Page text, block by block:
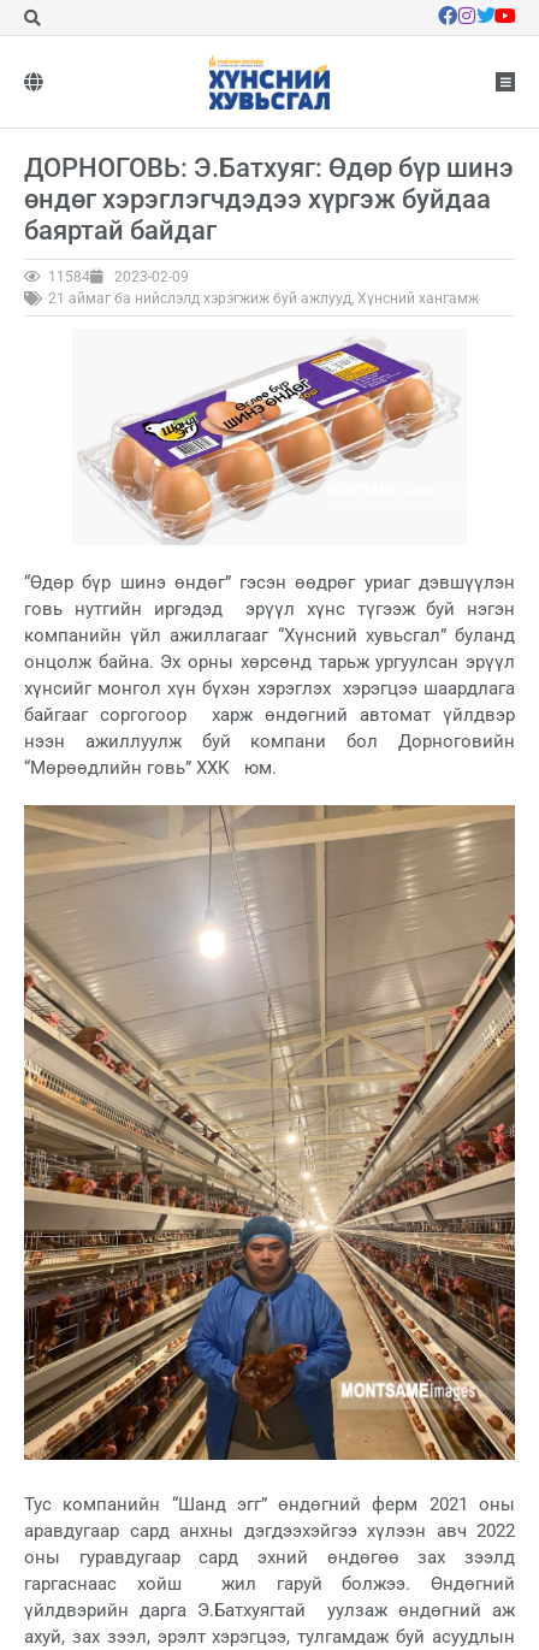
ДОРНОГОВЬ: Э.Батхуяг: Өдөр бүр шинэ
өндөг хэрэглэгчдэдээ хүргэж буйдаа
баяртай байдаг
11584
2023-02-09
21 аймаг ба нийслэлд хэрэгжиж буй ажлууд, Хүнсний хангамж
“Өдөр бүр шинэ өндөг” гэсэн өөдрөг уриаг дэвшүүлэн
говь нутгийн иргэдэд эрүүл хүнс түгээж буй нэгэн
компанийн үйл ажиллагааг “Хүнсний хувьсгал” буланд
онцолж байна. Эх орны хөрсөнд тарьж ургуулсан эрүүл
хүнсийг монгол хүн бүхэн хэрэглэх хэрэгцээ шаардлага
байгааг соргогоор харж өндөгний автомат үйлдвэр
нээн ажиллуулж буй компани бол Дорноговийн
“Мөрөөдлийн говь” ХХК юм.
Тус компанийн “Шанд эгг” өндөгний ферм 2021 оны
аравдугаар сард анхны дэгдээхэйгээ хүлээн авч 2022
оны гуравдугаар сард эхний өндөгөө зах зээлд
гаргаснаас хойш жил гаруй болжээ. Өндөгний
үйлдвэрийн дарга Э.Батхуягтай уулзаж өндөгний аж
ахуй, зах зээл, эрэлт хэрэгцээ, тулгамдаж буй асуудлын